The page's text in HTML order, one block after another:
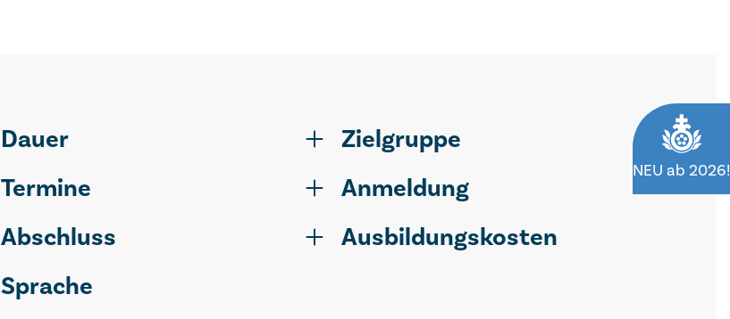
Dauer
Termine
Abschluss
Sprache
Zielgruppe
Anmeldung
Ausbildungskosten
NEU ab 2026!